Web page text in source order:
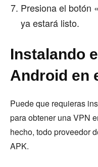
Presiona el botón
ya estará listo.
Instalando
Android en
Puede que requieras
para obtener una VPN
hecho, todo proveedor
APK.